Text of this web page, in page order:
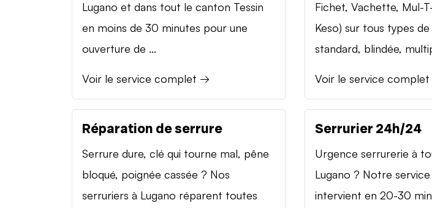
Lugano et dans tout le canton Tessin
en moins de 30 minutes pour une
ouverture de ...
Voir le service complet →
Fichet, Vachette, Mul-
Keso) sur tous types
standard, blindée,
Voir le service
Réparation de serrure
Serrure dure, clé qui tourne mal, pêne
bloqué, poignée cassée ? Nos
serruriers à Lugano réparent toutes
Serrurier 24h/24
Urgence serrurerie à
Lugano ? Notre
intervient en 20-30